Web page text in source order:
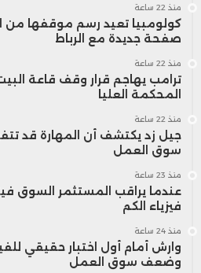
منذ 22 ساعة
كولومبيا تعيد رسم موقفها من
صفحة جديدة مع الرباط
منذ 22 ساعة
ترامب يهاجم قرار وقف قاعة
المحكمة العليا
منذ 22 ساعة
جيل زد يكتشف أن المهارة قد
سوق العمل
منذ 23 ساعة
عندما يراقب المستثمر السوق
فيزياء الكم
منذ 24 ساعة
وارش أمام أول اختبار حقيقي
وضعف سوق العمل